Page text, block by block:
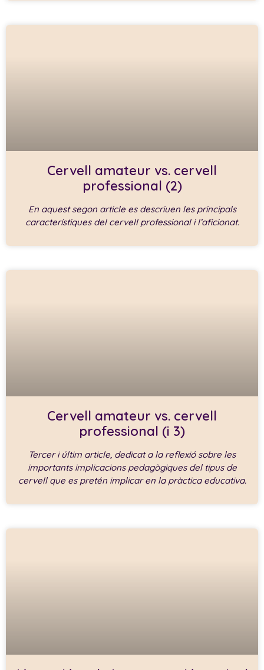
Cervell amateur vs. cervell
professional (2)
En aquest segon article es descriuen les principals
característiques del cervell professional i l’aficionat.
Cervell amateur vs. cervell
professional (i 3)
Tercer i últim article, dedicat a la reflexió sobre les
importants implicacions pedagògiques del tipus de
cervell que es pretén implicar en la pràctica educativa.